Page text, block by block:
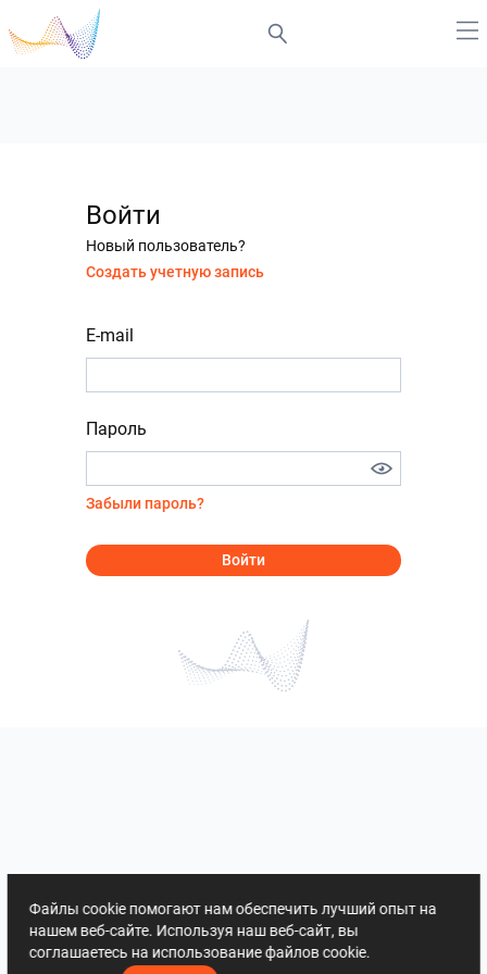
Войти
Новый пользователь?
Создать учетную запись
E-mail
Пароль
Забыли пароль?
Войти
Файлы cookie помогают нам обеспечить лучший опыт на
нашем веб-сайте. Используя наш веб-сайт, вы
соглашаетесь на использование файлов cookie.